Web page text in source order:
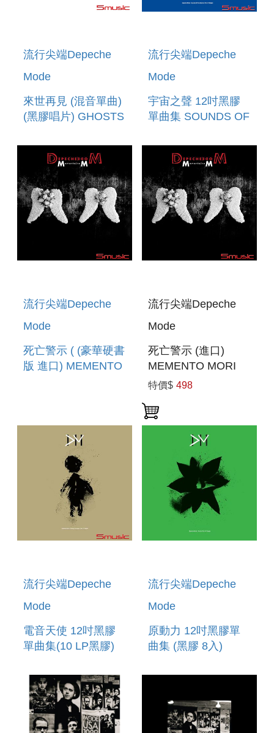
流行尖端Depeche
Mode
來世再見 (混音單曲)
(黑膠唱片) GHOSTS
(VINYL)
流行尖端Depeche
Mode
宇宙之聲 12吋黑膠
單曲集 SOUNDS OF
THE 12 SINGLES
流行尖端Depeche
Mode
死亡警示 ( (豪華硬書
版 進口) MEMENTO
流行尖端Depeche
Mode
死亡警示 (進口)
MEMENTO MORI
特價$ 498
流行尖端Depeche
Mode
電音天使 12吋黑膠
單曲集(10 LP黑膠)
ANGEL - THE 12
SINGLES (10LP)
流行尖端Depeche
Mode
原動力 12吋黑膠單
曲集 (黑膠 8入)
SINGLES (8LP)